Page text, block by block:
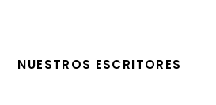
NUESTROS ESCRITORES